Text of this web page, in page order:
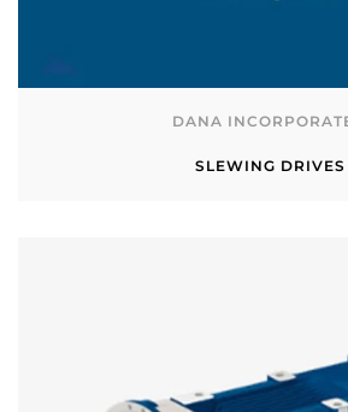
DANA
SLEWING DRIVES